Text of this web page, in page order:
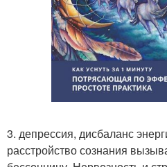
3. депрессия, дисбаланс
расстройство сознания